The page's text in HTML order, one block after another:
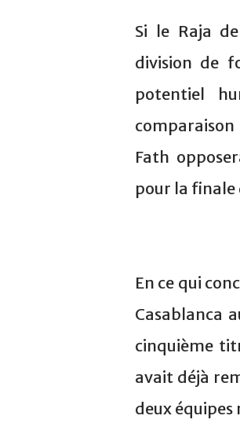
Si le Raja
division de
potentiel
Fath
pour la finale
En ce qui
Casablanca
cinquième
avait déjà
deux